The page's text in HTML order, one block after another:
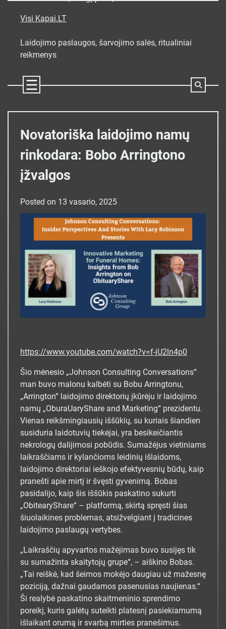
Visi Kapai.LT
Laidojimo paslaugos, šarvojimo salės, ritualiniai
reikmenys
Novatoriška laidojimo namų
rinkodara: Bobo Arringtono
įžvalgos
Posted on 13 vasario, 2025
https://www.youtube.com/watch?v=f-jU2ln4p0
Šio mėnesio „Johnson Consulting Conversations“
man buvo malonu kalbėti su Bobu Arringtonu,
„Arrington“ laidojimo direktorių įkūrėju ir laidojimo
namų „OburaUaryShare and Marketing“ prezidentu.
Vienas reikšmingiausių iššūkių, su kuriais šiandien
susiduria laidotuvių tiekėjai, yra besikeičiantis
nekrologų dalijimosi pobūdis. Sumažėjus vietiniams
laikraščiams ir kylančioms leidinių išlaidoms,
laidojimo direktoriai ieškojo efektyvesnių būdų, kaip
pranešti apie mirtį ir švęsti gyvenimą. Bobas
pasidalijo, kaip šis iššūkis paskatino sukurti
„ObitearyShare“ – platformą, skirtą spręsti šias
šiuolaikines problemas, atsižvelgiant į tradicines
laidojimo paslaugų vertybes.
„Laikraščių apyvartos mažėjimas buvo susijęs tik
su sumažinta skaitytojų grupe“, – aiškino Bobas.
„Tai reiškė, kad šeimos mokėjo daugiau už mažesnę
poziciją, dažnai gaudamos pasenusias naujienas.“
Ši realybė paskatino skaitmeninio sprendimo
poreikį, kuris galėtų suteikti platesnį pasiekiamumą
išlaikant orumą ir svarbą mirties pranešimus.